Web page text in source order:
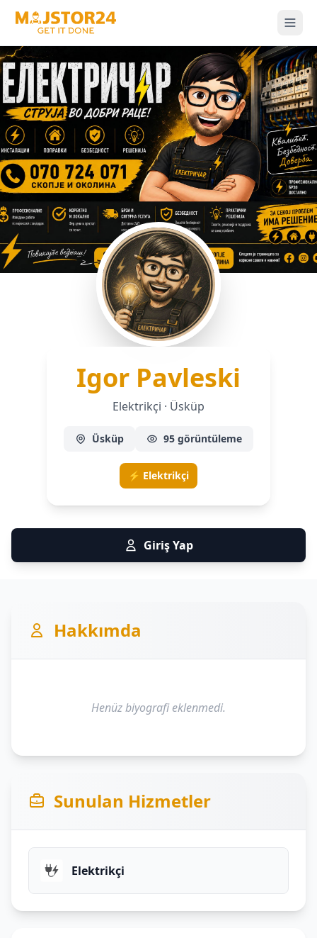
Igor Pavleski
Elektrikçi · Üsküp
Üsküp 95 görüntüleme
⚡ Elektrikçi
Giriş Yap
Hakkımda
Henüz biyografi eklenmedi.
Sunulan Hizmetler
Elektrikçi